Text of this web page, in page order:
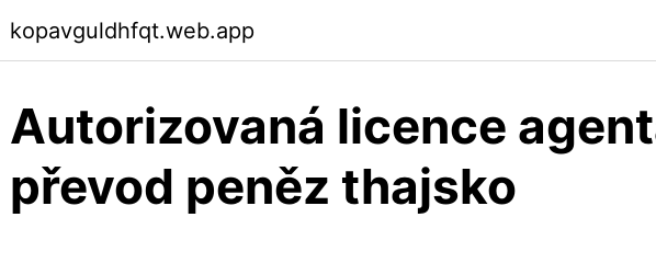
kopavguldhfqt.web.app
Autorizovaná licence
převod peněz thajsko